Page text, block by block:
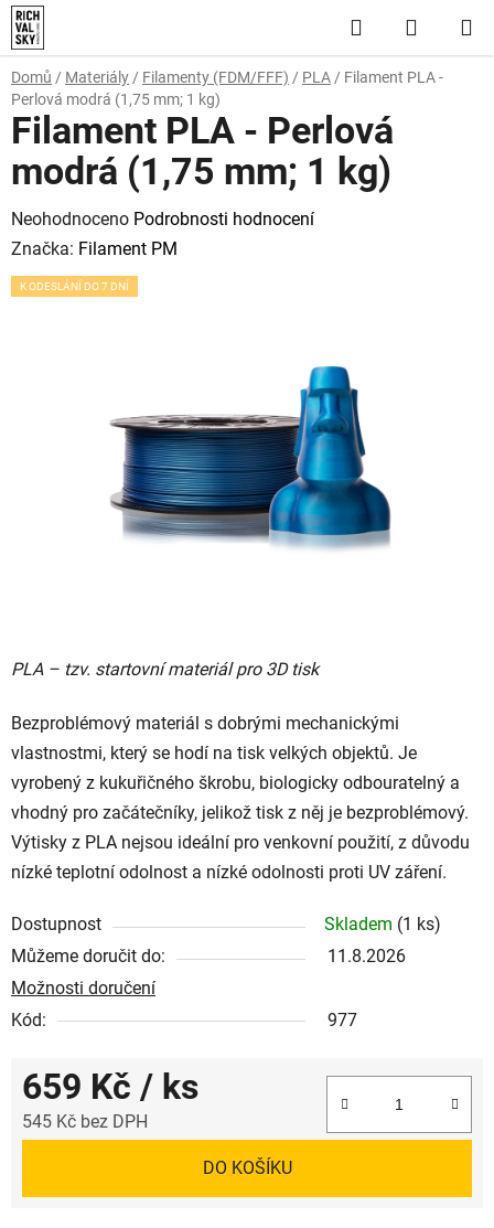
Přejít
na
obsah
Hledat
KOŠÍK
Domů / Materiály / Filamenty (FDM/FFF) / PLA / Filament PLA -
Perlová modrá (1,75 mm; 1 kg)
PLA – tzv. startovní materiál pro 3D tisk
Bezproblémový materiál s dobrými mechanickými
vlastnostmi, který se hodí na tisk velkých objektů. Je
vyrobený z kukuřičného škrobu, biologicky odbouratelný a
vhodný pro začátečníky, jelikož tisk z něj je bezproblémový.
Výtisky z PLA nejsou ideální pro venkovní použití, z důvodu
nízké teplotní odolnost a nízké odolnosti proti UV záření.
Dostupnost Skladem (1 ks)
Můžeme doručit do:
11.8.2026
Možnosti doručení
Kód:
977
659 Kč / ks
545 Kč bez DPH
DO KOŠÍKU
Filament PLA - Perlová
modrá (1,75 mm; 1 kg)
Průměrné
hodnocení
produktu
Neohodnoceno Podrobnosti hodnocení
Značka: Filament PM
K ODESLÁNÍ DO 7 DNÍ